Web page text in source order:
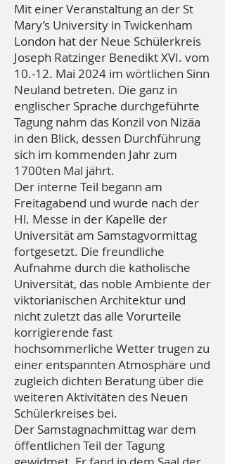
Mit einer Veranstaltung an der St
Mary’s University in Twickenham
London hat der Neue Schülerkreis
Joseph Ratzinger Benedikt XVI. vom
10.-12. Mai 2024 im wörtlichen Sinn
Neuland betreten. Die ganz in
englischer Sprache durchgeführte
Tagung nahm das Konzil von Nizäa
in den Blick, dessen Durchführung
sich im kommenden Jahr zum
1700ten Mal jährt.
Der interne Teil begann am
Freitagabend und wurde nach der
Hl. Messe in der Kapelle der
Universität am Samstagvormittag
fortgesetzt. Die freundliche
Aufnahme durch die katholische
Universität, das noble Ambiente der
viktorianischen Architektur und
nicht zuletzt das alle Vorurteile
korrigierende fast
hochsommerliche Wetter trugen zu
einer entspannten Atmosphäre und
zugleich dichten Beratung über die
weiteren Aktivitäten des Neuen
Schülerkreises bei.
Der Samstagnachmittag war dem
öffentlichen Teil der Tagung